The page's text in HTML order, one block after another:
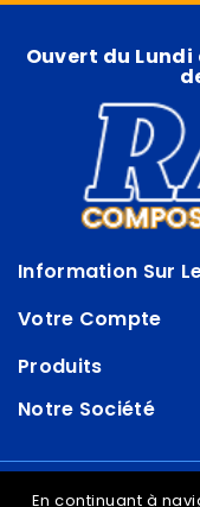
Ouvert du Lundi
Information Sur
Votre Compte
Produits
Notre Société
En continuant à